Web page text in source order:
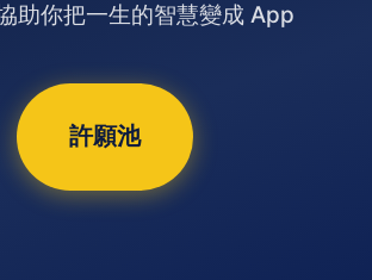
助你把一生的智慧變成 App
許願池